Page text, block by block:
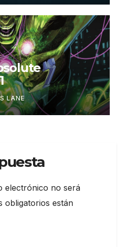
LANE
electrónico no será
obligatorios están